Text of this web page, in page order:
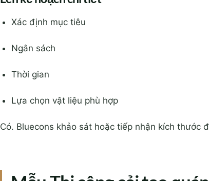
Xác định mục tiêu
Ngân sách
Thời gian
Lựa chọn vật liệu phù hợp
Có. Bluecons khảo sát hoặc tiếp nhận kích thước